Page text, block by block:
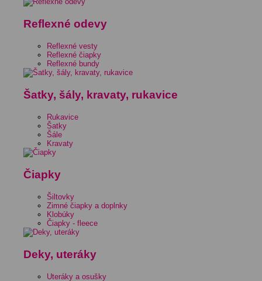
Reflexné odevy
Reflexné vesty
Reflexné čiapky
Reflexné bundy
Šatky, šály, kravaty, rukavice
Rukavice
Šatky
Šále
Kravaty
Čiapky
Šiltovky
Zimné čiapky a doplnky
Klobúky
Čiapky - fleece
Deky, uteráky
Uteráky a osušky